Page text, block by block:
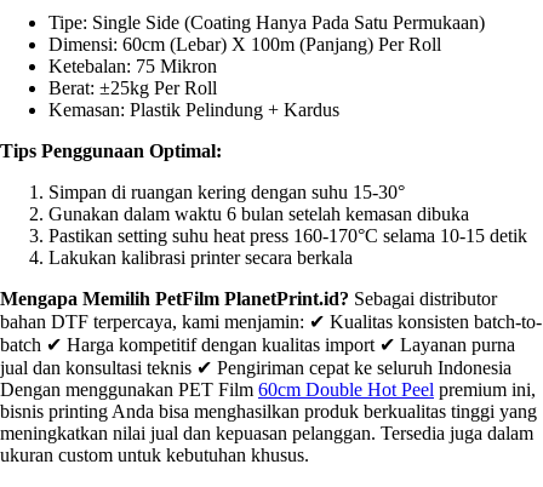
Tipe: Single Side (coating Hanya Pada Satu Permukaan)
Dimensi: 60cm (lebar) X 100m (panjang) Per Roll
Ketebalan: 75 Mikron
Berat: ±25kg Per Roll
Kemasan: Plastik Pelindung + Kardus
Tips Penggunaan Optimal:
Simpan di ruangan kering dengan suhu 15-30°
Gunakan dalam waktu 6 bulan setelah kemasan dibuka
Pastikan setting suhu heat press 160-170°C selama 10-15 detik
Lakukan kalibrasi printer secara berkala
Mengapa Memilih PetFilm PlanetPrint.id? Sebagai distributor
bahan DTF terpercaya, kami menjamin: ✔ Kualitas konsisten batch-to-
batch ✔ Harga kompetitif dengan kualitas import ✔ Layanan purna
jual dan konsultasi teknis ✔ Pengiriman cepat ke seluruh Indonesia
Dengan menggunakan PET Film 60cm Double Hot Peel premium ini,
bisnis printing Anda bisa menghasilkan produk berkualitas tinggi yang
meningkatkan nilai jual dan kepuasan pelanggan. Tersedia juga dalam
ukuran custom untuk kebutuhan khusus.